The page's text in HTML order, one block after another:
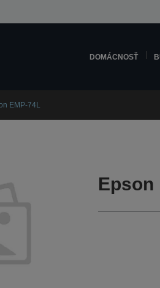
DOMÁCNOSŤ
EMP-74L
Epson